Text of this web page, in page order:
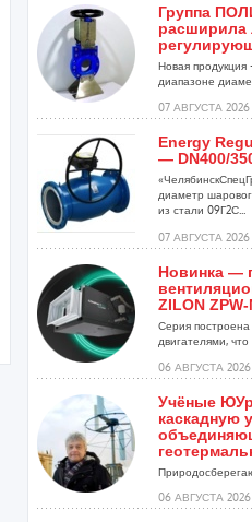
Группа
расширила
Новая
диапазоне
07 АВГУСТА 2026
Energy
— DN400/
диаметр
из стали 09Г2С...
07 АВГУСТА 2026
Новинка —
ZILON
Серия построена
двигателями, что
06 АВГУСТА 2026
Учёные
каскадную
06 АВГУСТА 2026